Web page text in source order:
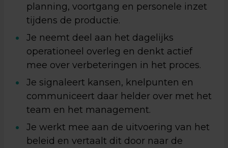
planning, voortgang en personele inzet
tijdens de productie.
Je neemt deel aan het dagelijks
operationeel overleg en denkt actief
mee over verbeteringen in het proces.
Je signaleert kansen, knelpunten en
communiceert daar helder over met het
team en het management.
Je werkt mee aan de uitvoering van het
beleid en vertaalt dit door naar de